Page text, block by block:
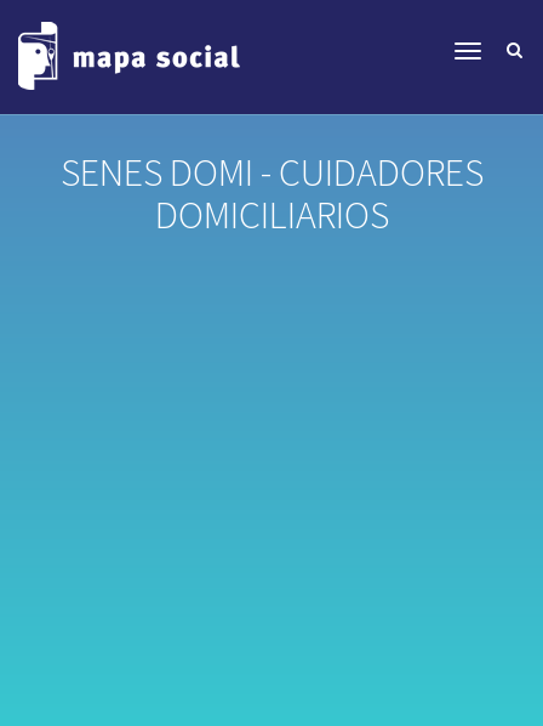
SENES DOMI - CUIDADORES
DOMICILIARIOS